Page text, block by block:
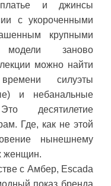
и джинсы
с укороченными
крупными
заново
можно найти
силуэты
и небанальные
десятилетие
Где, как не этой
нынешнему
женщин.
с Амбер, Escada